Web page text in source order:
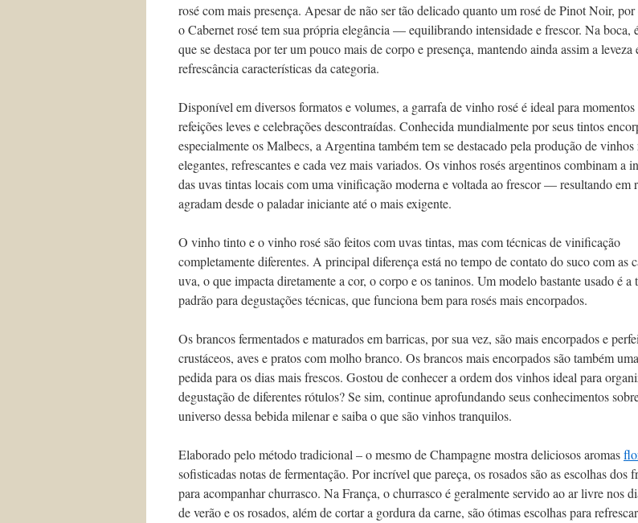
rosé com mais presença. Apesar de não ser tão delicado quanto um rosé de Pinot Noir,
o Cabernet rosé tem sua própria elegância — equilibrando intensidade e frescor. Na boca,
que se destaca por ter um pouco mais de corpo e presença, mantendo ainda assim a leveza
refrescância características da categoria.
Disponível em diversos formatos e volumes, a garrafa de vinho rosé é ideal para
refeições leves e celebrações descontraídas. Conhecida mundialmente por seus tintos
especialmente os Malbecs, a Argentina também tem se destacado pela produção de vinhos
elegantes, refrescantes e cada vez mais variados. Os vinhos rosés argentinos combinam a
das uvas tintas locais com uma vinificação moderna e voltada ao frescor — resultando em
agradam desde o paladar iniciante até o mais exigente.
O vinho tinto e o vinho rosé são feitos com uvas tintas, mas com técnicas de vinificação
completamente diferentes. A principal diferença está no tempo de contato do suco com as
uva, o que impacta diretamente a cor, o corpo e os taninos. Um modelo bastante usado é a
padrão para degustações técnicas, que funciona bem para rosés mais encorpados.
Os brancos fermentados e maturados em barricas, por sua vez, são mais encorpados e
crustáceos, aves e pratos com molho branco. Os brancos mais encorpados são também
pedida para os dias mais frescos. Gostou de conhecer a ordem dos vinhos ideal para
degustação de diferentes rótulos? Se sim, continue aprofundando seus conhecimentos
universo dessa bebida milenar e saiba o que são vinhos tranquilos.
Elaborado pelo método tradicional – o mesmo de Champagne mostra deliciosos aromas
sofisticadas notas de fermentação. Por incrível que pareça, os rosados são as escolhas dos
para acompanhar churrasco. Na França, o churrasco é geralmente servido ao ar livre nos
de verão e os rosados, além de cortar a gordura da carne, são ótimas escolhas para